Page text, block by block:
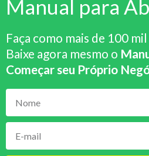
Manual para
Faça como mais de 100
Baixe agora mesmo o
Começar seu Próprio